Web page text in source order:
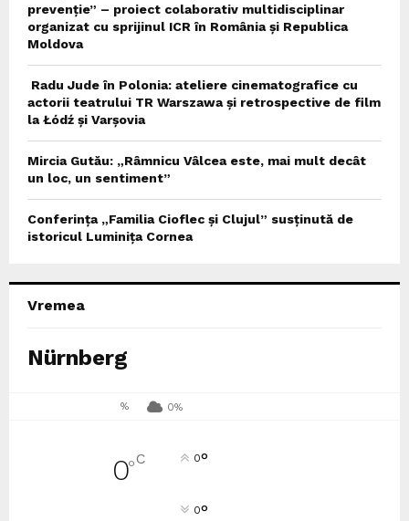
prevenție” – proiect colaborativ multidisciplinar
organizat cu sprijinul ICR în România și Republica
Moldova
Radu Jude în Polonia: ateliere cinematografice cu
actorii teatrului TR Warszawa și retrospective de film
la Łódź și Varșovia
Mircia Gutău: „Râmnicu Vâlcea este, mai mult decât
un loc, un sentiment”
Conferința „Familia Cioflec și Clujul” susținută de
istoricul Luminița Cornea
Vremea
Nürnberg
% 0%
0°C 0°
0°